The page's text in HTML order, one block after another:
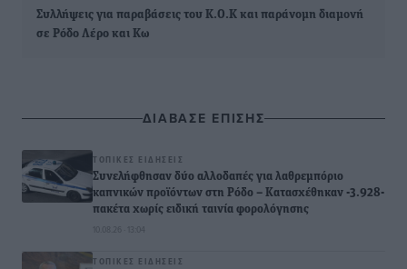
Συλλήψεις για παραβάσεις του Κ.Ο.Κ και παράνομη διαμονή
σε Ρόδο Λέρο και Κω
ΔΙΑΒΑΣΕ ΕΠΙΣΗΣ
ΤΟΠΙΚΈΣ ΕΙΔΉΣΕΙΣ
Συνελήφθησαν δύο αλλοδαπές για λαθρεμπόριο
καπνικών προϊόντων στη Ρόδο – Κατασχέθηκαν -3.928-
πακέτα χωρίς ειδική ταινία φορολόγησης
10.08.26 · 13:04
ΤΟΠΙΚΈΣ ΕΙΔΉΣΕΙΣ